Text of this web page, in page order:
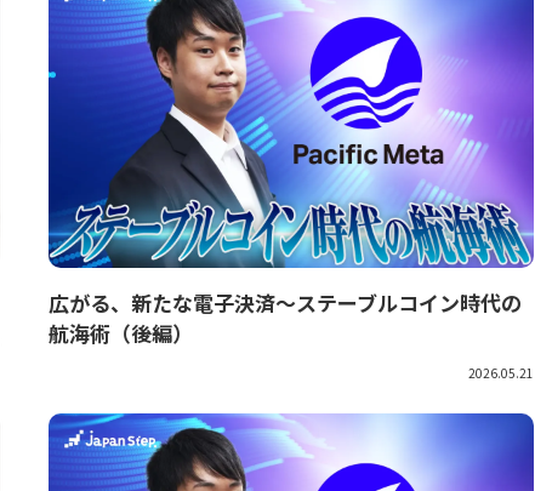
広がる、新たな電子決済～ステーブルコイン時代の
航海術（後編）
2026.05.21